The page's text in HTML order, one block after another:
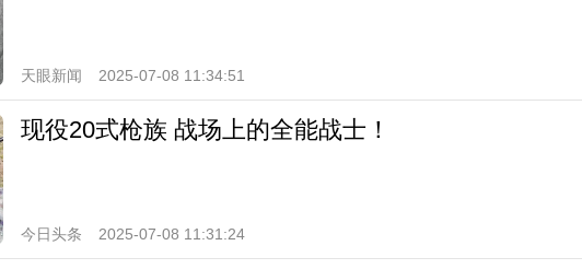
天眼新闻 2025-07-08 11:34:51
现役20式枪族 战场上的全能战士！
今日头条 2025-07-08 11:31:24